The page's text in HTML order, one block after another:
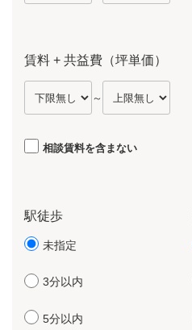
賃料 + 共益費（坪単価）
～
相談賃料を含まない
駅徒歩
未指定
3分以内
5分以内